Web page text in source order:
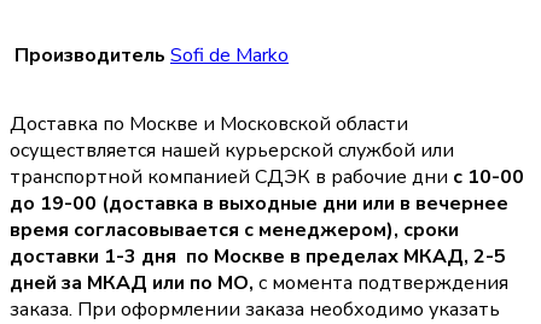
Производитель Sofi de Marko
Доставка по Москве и Московской области
осуществляется нашей курьерской службой или
транспортной компанией СДЭК в рабочие дни с 10-00
до 19-00 (доставка в выходные дни или в вечернее
время согласовывается с менеджером), сроки
доставки 1-3 дня по Москве в пределах МКАД, 2-5
дней за МКАД или по МО, с момента подтверждения
заказа. При оформлении заказа необходимо указать